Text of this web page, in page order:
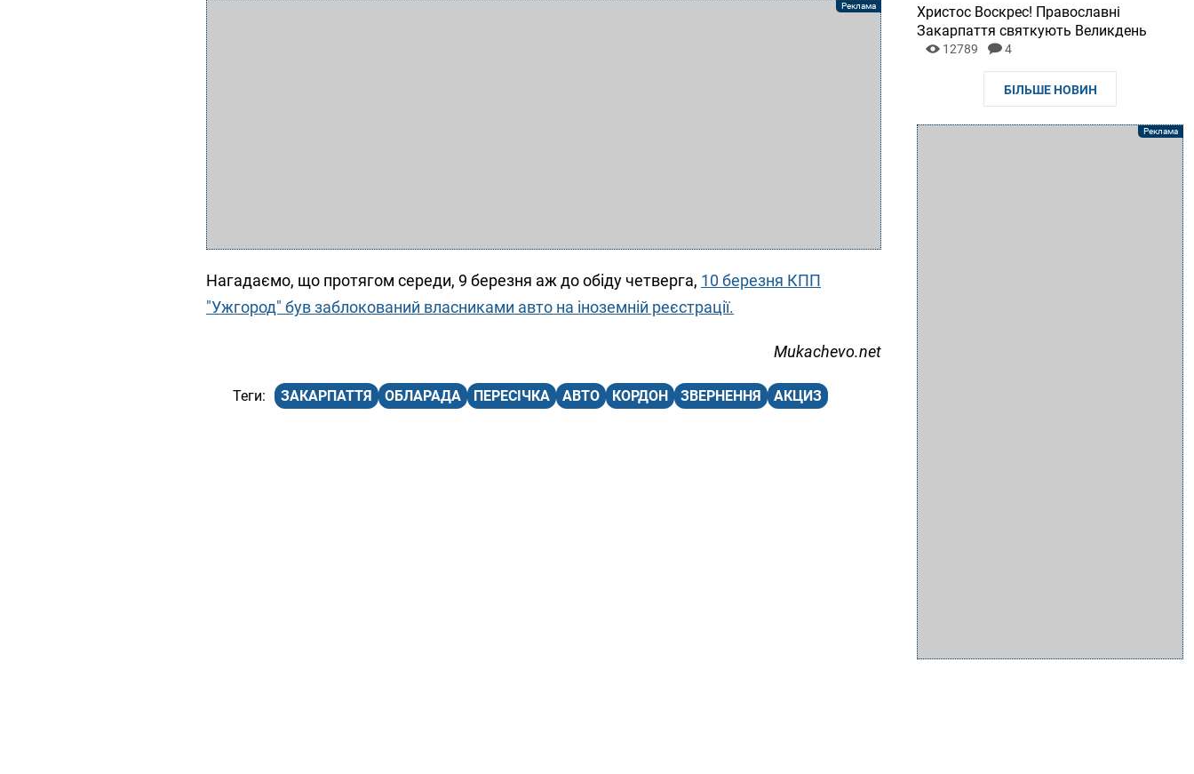
Нагадаємо, що протягом середи, 9 березня аж до обіду четверга, 10 березня КПП
"Ужгород" був заблокований власниками авто на іноземній реєстрації.
Мukachevo.net
ЗАКАРПАТТЯ ОБЛАРАДА ПЕРЕСІЧКА АВТО КОРДОН ЗВЕРНЕННЯ АКЦИЗ
Христос Воскрес! Православні
Закарпаття святкують Великдень
12789 4
БІЛЬШЕ НОВИН